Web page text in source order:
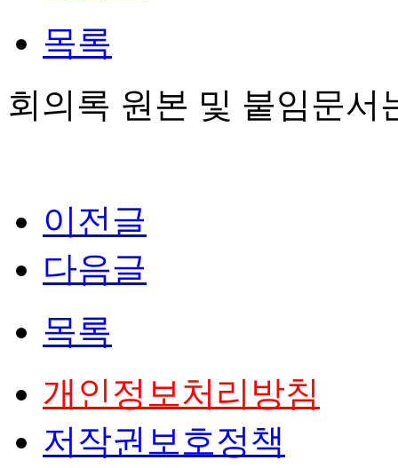
목록
회의록 원본 및 붙임문서
이전글
다음글
목록
개인정보처리방침
저작권보호정책